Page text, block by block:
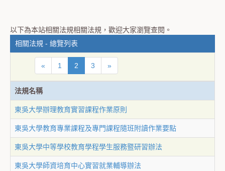
以下為本站相關法規相關法規，歡迎大家瀏覽查閱。
相關法規 - 總覽列表
« 1 2 3 »
法規名稱
東吳大學辦理教育實習課程作業原則
東吳大學教育專業課程及專門課程隨班附讀作業要點
東吳大學中等學校教育學程學生服務暨研習辦法
東吳大學師資培育中心實習就業輔導辦法